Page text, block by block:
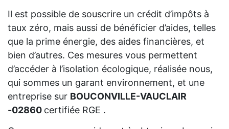
Il est possible de souscrire un crédit d’impôts à
taux zéro, mais aussi de bénéficier d’aides, telles
que la prime énergie, des aides financières, et
bien d’autres. Ces mesures vous permettent
d’accéder à l’isolation écologique, réalisée nous,
qui sommes un garant environnement, et une
entreprise sur BOUCONVILLE-VAUCLAIR
-02860 certifiée RGE .